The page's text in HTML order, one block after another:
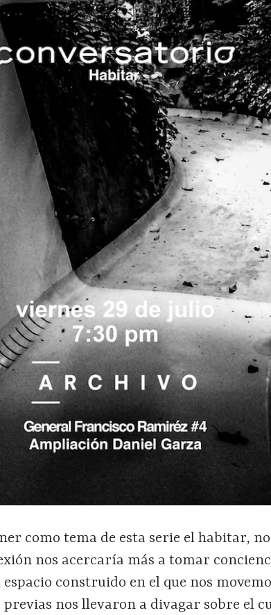
como tema de esta serie el habitar, no
nos acercaría más a tomar
construido en el que nos
nos llevaron a divagar sobre el